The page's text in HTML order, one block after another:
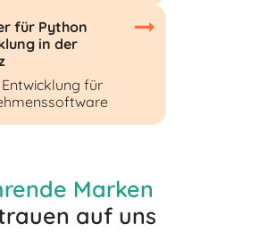
für Python
in der
für
Marken
auf uns